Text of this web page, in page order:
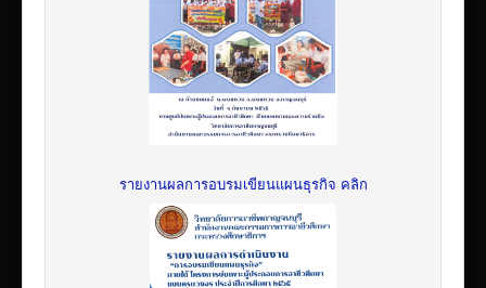
รายงานผลการอบรมเขียนแผนธุรกิจ คลิก